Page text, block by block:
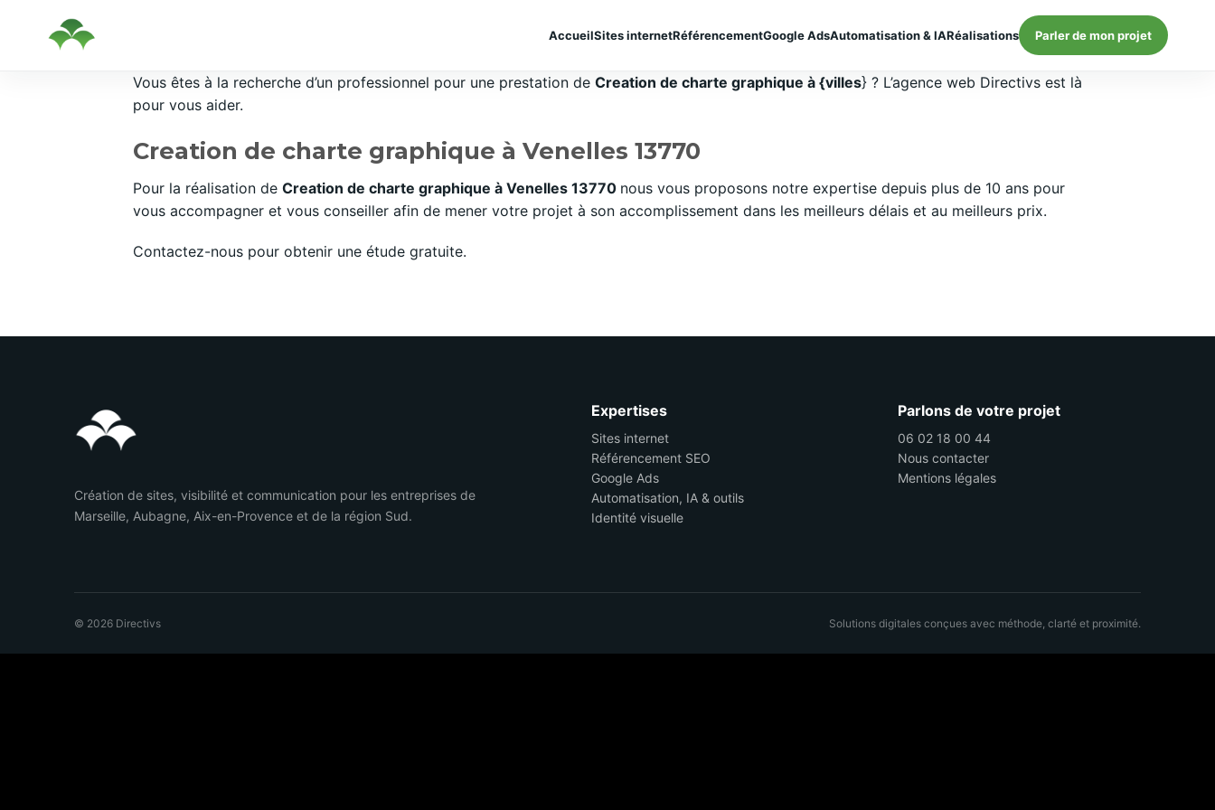
AccueilSites internetRéférencementGoogle AdsAutomatisation & IARéalisations Parler de mon projet
Vous êtes à la recherche d’un professionnel pour une prestation de Creation de charte graphique à {villes} ? L’agence web Directivs est là
pour vous aider.
Creation de charte graphique à Venelles 13770
Pour la réalisation de Creation de charte graphique à Venelles 13770 nous vous proposons notre expertise depuis plus de 10 ans pour
vous accompagner et vous conseiller afin de mener votre projet à son accomplissement dans les meilleurs délais et au meilleurs prix.
Contactez-nous pour obtenir une étude gratuite.
Création de sites, visibilité et communication pour les entreprises de
Marseille, Aubagne, Aix-en-Provence et de la région Sud.
Expertises
Sites internet
Référencement SEO
Google Ads
Automatisation, IA & outils
Identité visuelle
Parlons de votre projet
06 02 18 00 44
Nous contacter
Mentions légales
© 2026 Directivs Solutions digitales conçues avec méthode, clarté et proximité.